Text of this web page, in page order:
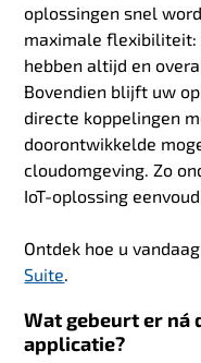
oplossingen snel
maximale flexibiliteit:
hebben altijd en
Bovendien blijft uw
directe koppelingen
doorontwikkelde
cloudomgeving. Zo
IoT-oplossing
Ontdek hoe u
Suite
Wat gebeurt er ná
applicatie?